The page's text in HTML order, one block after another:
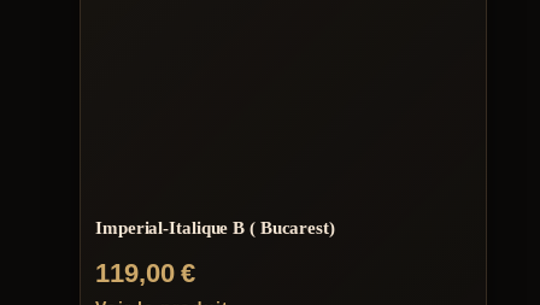
Imperial-Italique B ( Bucarest)
119,00€